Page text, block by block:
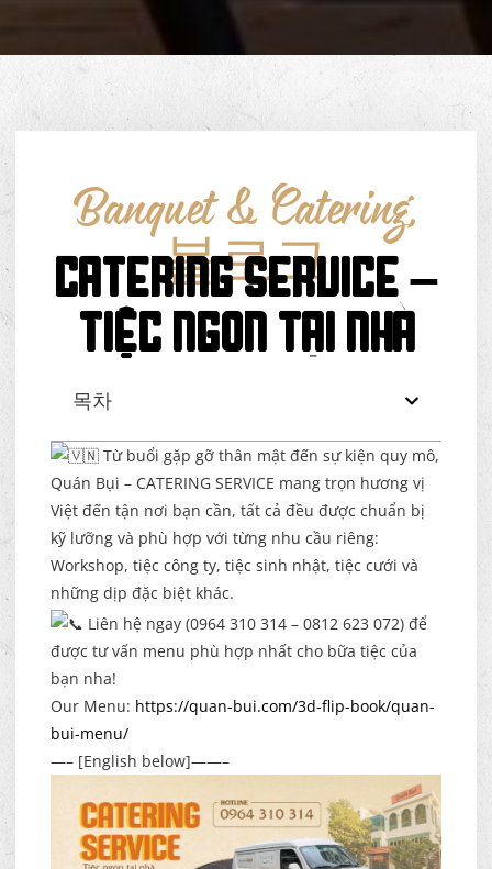
Banquet & Catering,
블로그
CATERING SERVICE –
TIỆC NGON TẠI NHÀ
목차
Từ buổi gặp gỡ thân mật đến sự kiện quy mô,
Quán Bụi – CATERING SERVICE mang trọn hương vị
Việt đến tận nơi bạn cần, tất cả đều được chuẩn bị
kỹ lưỡng và phù hợp với từng nhu cầu riêng:
Workshop, tiệc công ty, tiệc sinh nhật, tiệc cưới và
những dịp đặc biệt khác.
Liên hệ ngay (0964 310 314 – 0812 623 072) để
được tư vấn menu phù hợp nhất cho bữa tiệc của
bạn nha!
Our Menu: https://quan-bui.com/3d-flip-book/quan-
bui-menu/
—– [English below]——–